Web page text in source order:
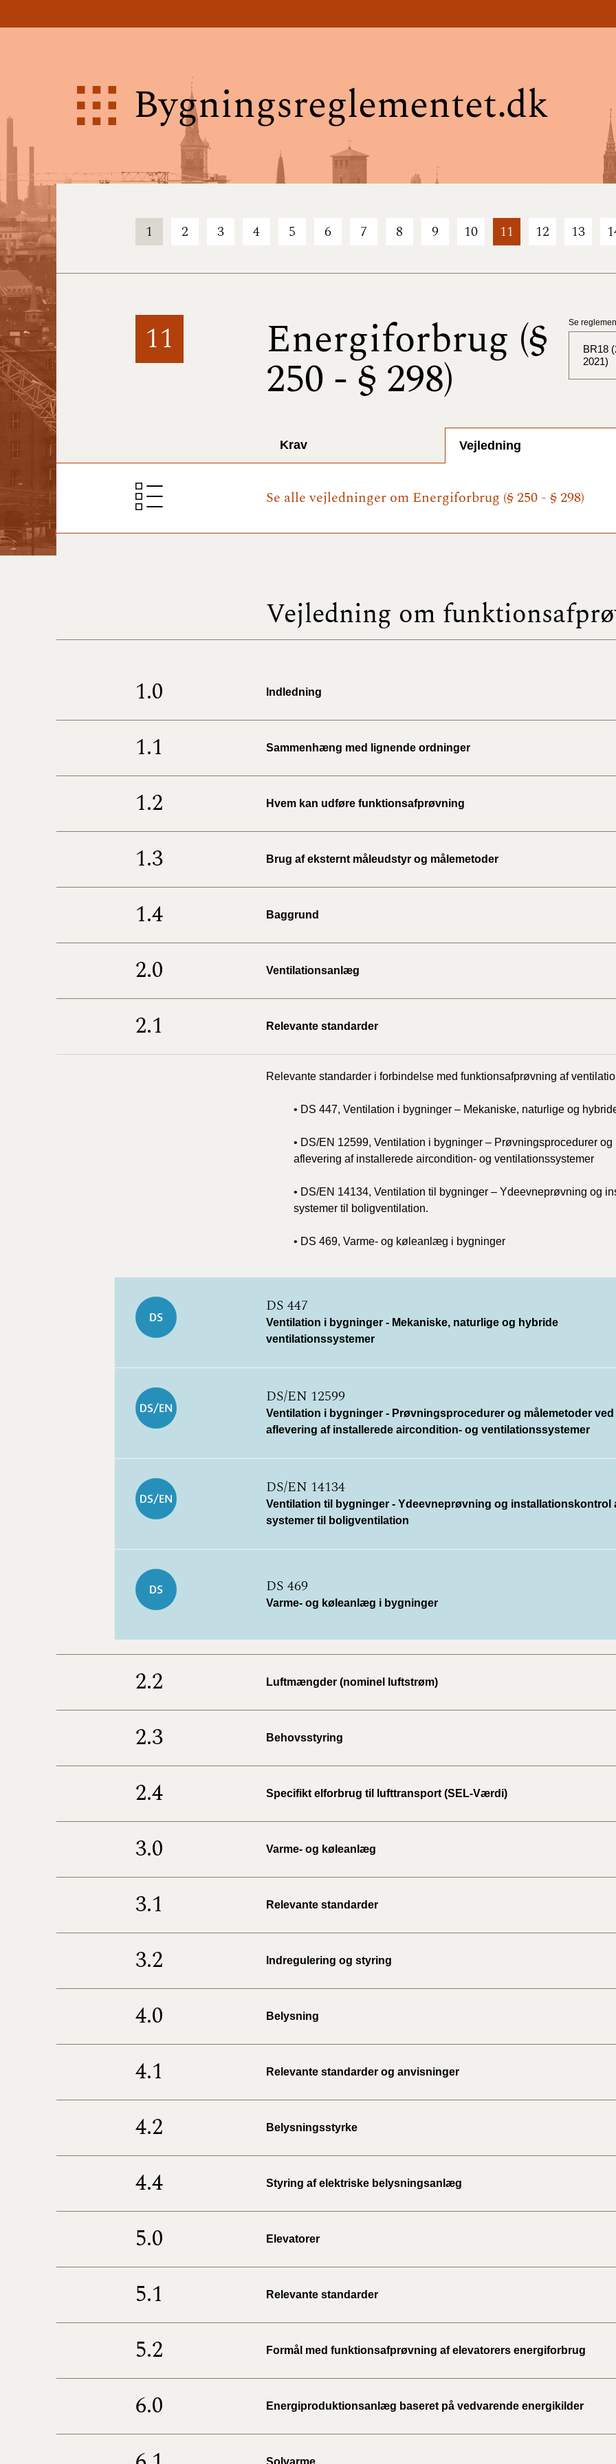
Bygningsreglementet.dk
1 2 3 4 5 6 7 8 9 10 11 12 13
11 Energiforbrug (§
250 - § 298)
Se
BR18
2021)
BR18
BR18
2023)
2022)
BR18
2018)
BR18
Krav Vejledning
Se alle vejledninger om Energiforbrug (§ 250 - § 298)
Vejledning om
1.0 Indledning
1.1 Sammenhæng med lignende ordninger
1.2 Hvem kan udføre funktionsafprøvning
1.3 Brug af eksternt måleudstyr og målemetoder
1.4 Baggrund
2.0 Ventilationsanlæg
2.1 Relevante standarder
Relevante standarder i forbindelse med funktionsafprøvning af
• DS 447, Ventilation i bygninger – Mekaniske, naturlige og
• DS/EN 12599, Ventilation i bygninger – Prøvningsprocedurer
aflevering af installerede aircondition- og ventilationssystemer
• DS/EN 14134, Ventilation til bygninger – Ydeevneprøvning og
systemer til boligventilation.
• DS 469, Varme- og køleanlæg i bygninger
DS 447
Ventilation i bygninger - Mekaniske, naturlige og hybride
ventilationssystemer
DS/EN 12599
Ventilation i bygninger - Prøvningsprocedurer og målemetoder ved
aflevering af installerede aircondition- og ventilationssystemer
DS/EN 14134
Ventilation til bygninger - Ydeevneprøvning og installationskontrol
systemer til boligventilation
DS 469
Varme- og køleanlæg i bygninger
2.2 Luftmængder (nominel luftstrøm)
2.3 Behovsstyring
2.4 Specifikt elforbrug til lufttransport (SEL-Værdi)
3.0 Varme- og køleanlæg
3.1 Relevante standarder
3.2 Indregulering og styring
4.0 Belysning
4.1 Relevante standarder og anvisninger
4.2 Belysningsstyrke
4.4 Styring af elektriske belysningsanlæg
5.0 Elevatorer
5.1 Relevante standarder
5.2 Formål med funktionsafprøvning af elevatorers energiforbrug
6.0 Energiproduktionsanlæg baseret på vedvarende energikilder
Solvarme